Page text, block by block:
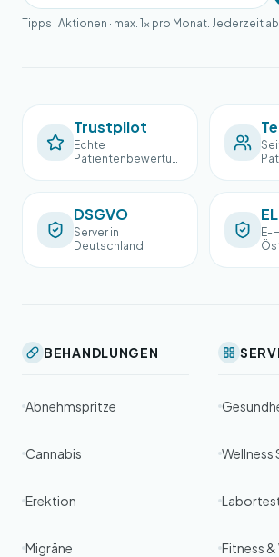
Tipps · Aktionen · max. 1× pro Monat. Jederzeit
Trustpilot
Echte
Patientenbewertun
DSGVO
Server in
Deutschland
E-
BEHANDLUNGEN
Abnehmspritze
Cannabis
Erektion
Migräne
Wellness
Fitness &